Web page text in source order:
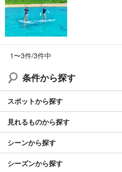
1〜3件/3件中
条件から探す
スポットから探す
見れるものから探す
シーンから探す
シーズンから探す